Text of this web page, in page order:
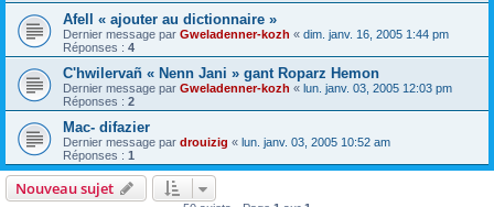
Afell « ajouter au dictionnaire »
Dernier message par Gweladenner-kozh « dim. janv. 16, 2005 1:44 pm
Réponses : 4
C'hwilervañ « Nenn Jani » gant Roparz Hemon
Dernier message par Gweladenner-kozh « lun. janv. 03, 2005 12:03 pm
Réponses : 2
Mac- difazier
Dernier message par drouizig « lun. janv. 03, 2005 10:52 am
Réponses : 1
Nouveau sujet